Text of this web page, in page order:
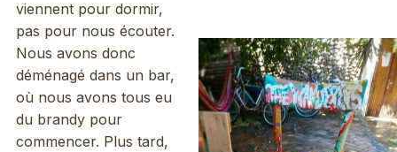
viennent pour dormir,
pas pour nous écouter.
Nous avons donc
déménagé dans un bar,
où nous avons tous eu
du brandy pour
commencer. Plus tard,